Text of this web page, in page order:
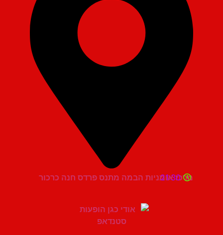
מרכז אומניות הבמה מתנס פרדס חנה כרכור
21:30